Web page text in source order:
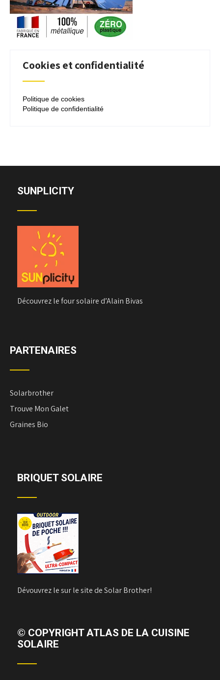
Cookies et confidentialité
Politique de cookies
Politique de confidentialité
SUNPLICITY
Découvrez le four solaire d’Alain Bivas
PARTENAIRES
Solarbrother
Trouve Mon Galet
Graines Bio
BRIQUET SOLAIRE
Dévouvrez le sur le site de Solar Brother!
© COPYRIGHT ATLAS DE LA CUISINE
SOLAIRE